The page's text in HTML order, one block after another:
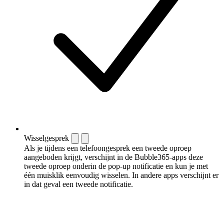
Wisselgesprek
Als je tijdens een telefoongesprek een tweede oproep
aangeboden krijgt, verschijnt in de Bubble365-apps deze
tweede oproep onderin de pop-up notificatie en kun je met
één muisklik eenvoudig wisselen. In andere apps verschijnt er
in dat geval een tweede notificatie.